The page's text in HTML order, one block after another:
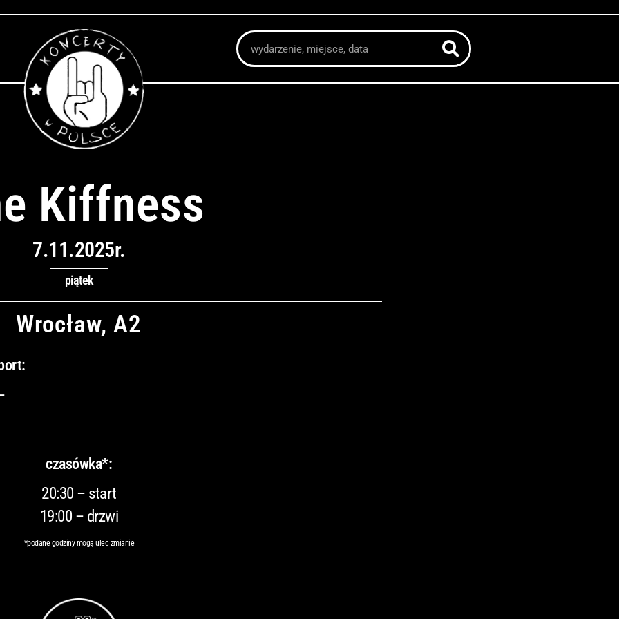
Szukaj
Kiffness
7.11.2025r.
piątek
Wrocław, A2
czasówka*:
20:30 – start
19:00 – drzwi
*podane godziny mogą ulec zmianie